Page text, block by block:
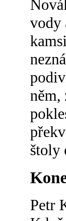
vody
něm,
štoly
Petr